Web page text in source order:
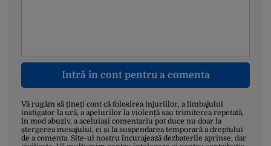
Intră în cont pentru a comenta
Vă rugăm să țineți cont că folosirea injuriilor, a limbajului
instigator la ură, a apelurilor la violență sau trimiterea repetată,
în mod abuziv, a aceluiași comentariu pot duce nu doar la
ștergerea mesajului, ci și la suspendarea temporară a dreptului
de a comenta. Site-ul nostru încurajează dezbaterile aprinse, dar